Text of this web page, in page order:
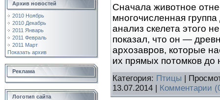
Архив новостей
2010 Ноябрь
2010 Декабрь
2011 Январь
2011 Февраль
2011 Март
Показать архив
Реклама
Логотип сайта
Сначала животное
многочисленная
анализ скелета этого
показал, что он —
архозавров, которые
их прямых потомков до
Категория: Птицы |
13.07.2014
Комментарии